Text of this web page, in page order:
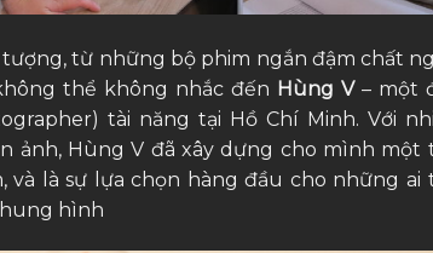
từ những bộ phim ngắn đậm chất
thể không nhắc đến Hùng V– một
tài năng tại Hồ Chí Minh. Với
ảnh, Hùng V đã xây dựng cho mình một
và là sự lựa chọn hàng đầu cho những ai
hình